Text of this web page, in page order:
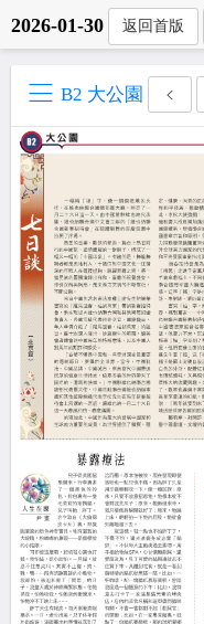
2026-01-30 返回首版
B2 大公園